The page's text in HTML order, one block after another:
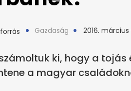
Gazdaság 2016. március
ki, hogy a
a magyar